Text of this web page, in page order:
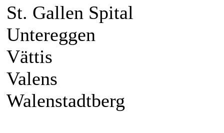
St. Gallen Spital
Untereggen
Vättis
Valens
Walenstadtberg